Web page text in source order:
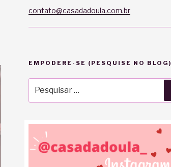
contato@casadadoula.com.br
EMPODERE-SE (PESQUISE NO BLOG)
por: